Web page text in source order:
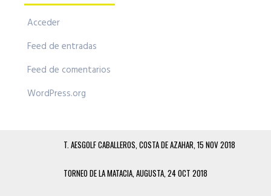
Acceder
Feed de entradas
Feed de comentarios
WordPress.org
T. AESGOLF CABALLEROS, COSTA DE AZAHAR, 15 NOV 2018
TORNEO DE LA MATACIA, AUGUSTA, 24 OCT 2018